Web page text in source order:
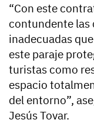
“Con este
contundente las
inadecuadas
este paraje
turistas como
espacio
del entorno”,
Jesús Tovar.